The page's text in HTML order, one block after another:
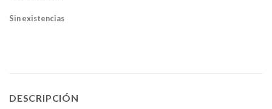
Sin existencias
DESCRIPCIÓN